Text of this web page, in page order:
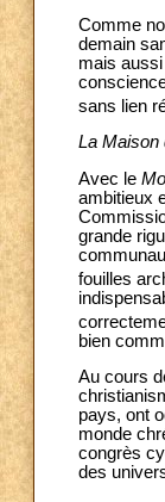
Comme
demain
mais
sans lien
La Maison
Avec le
ambitieux
grande
fouilles
bien
Au cours
pays, ont
monde
congrès
des